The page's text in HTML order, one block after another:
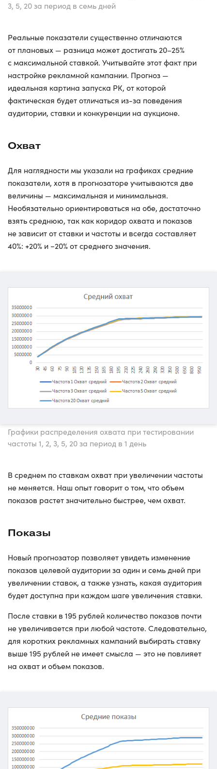
3, 5, 20 за период в семь дней
Реальные показатели существенно отличаются
от плановых — разница может достигать 20–25%
c максимальной ставкой. Учитывайте этот факт при
настройке рекламной кампании. Прогноз —
идеальная картина запуска РК, от которой
фактическая будет отличаться из-за поведения
аудитории, ставки и конкуренции на аукционе.
Охват
Для наглядности мы указали на графиках средние
показатели, хотя в прогнозаторе учитываются две
величины — максимальная и минимальная.
Необязательно ориентироваться на обе, достаточно
взять среднюю, так как коридор охвата и показов
не зависит от ставки и частоты и всегда составляет
40%: +20% и −20% от среднего значения.
Графики распределения охвата при тестировании
частоты 1, 2, 3, 5, 20 за период в 1 день
В среднем по ставкам охват при увеличении частоты
не меняется. Наш опыт говорит о том, что объем
показов растет значительно быстрее, чем охват.
Показы
Новый прогнозатор позволяет увидеть изменение
показов целевой аудитории за один и семь дней при
увеличении ставок, а также узнать, какая аудитория
будет доступна при каждом шаге увеличения ставки.
После ставки в 195 рублей количество показов почти
не увеличивается при любой частоте. Следовательно,
для коротких рекламных кампаний выбирать ставку
выше 195 рублей не имеет смысла — это не повлияет
на охват и объем показов.